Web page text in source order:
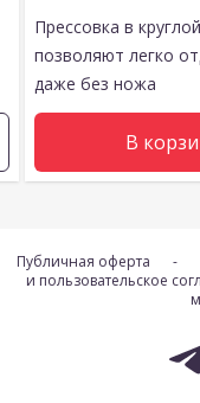
В
Прессовка в
позволяют легко
даже без ножа
Публичная оферта -
и пользовательское